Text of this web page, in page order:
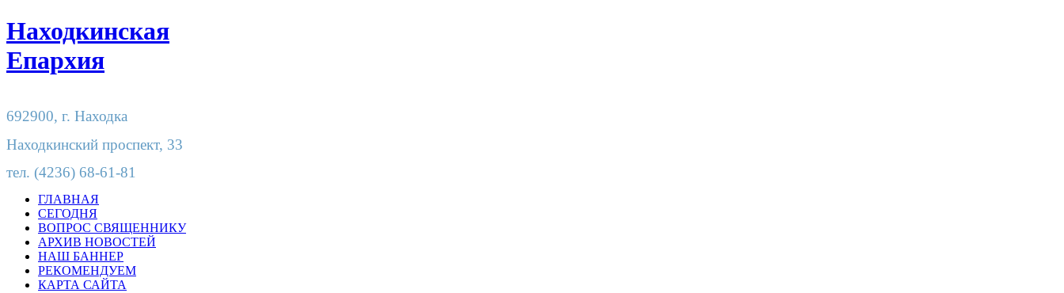
Находкинская
Епархия
692900, г. Находка
Находкинский проспект, 33
тел. (4236) 68-61-81
ГЛАВНАЯ
СЕГОДНЯ
ВОПРОС СВЯЩЕННИКУ
АРХИВ НОВОСТЕЙ
НАШ БАННЕР
РЕКОМЕНДУЕМ
КАРТА САЙТА